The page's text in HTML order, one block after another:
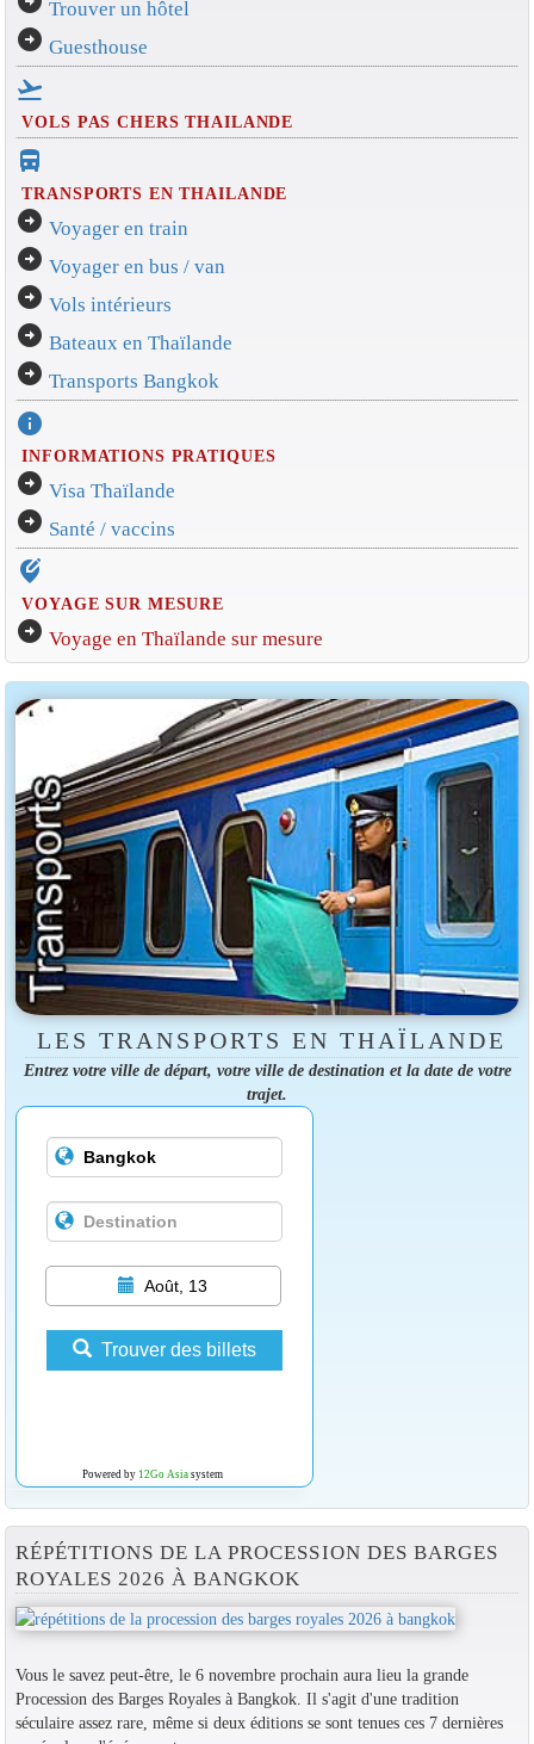
Trouver un hôtel
arrow_circle_right Guesthouse
flight_takeoff
VOLS PAS CHERS THAILANDE
directions_bus_filled
TRANSPORTS EN THAILANDE
arrow_circle_right Voyager en train
arrow_circle_right Voyager en bus / van
arrow_circle_right Vols intérieurs
arrow_circle_right Bateaux en Thaïlande
arrow_circle_right Transports Bangkok
info
INFORMATIONS PRATIQUES
arrow_circle_right Visa Thaïlande
arrow_circle_right Santé / vaccins
edit_location_alt
VOYAGE SUR MESURE
arrow_circle_right Voyage en Thaïlande sur mesure
LES TRANSPORTS EN THAÏLANDE
Entrez votre ville de départ, votre ville de destination et la date de votre
trajet.
Août, 13
Trouver des billets
Powered by 12Go Asiasystem
RÉPÉTITIONS DE LA PROCESSION DES BARGES
ROYALES 2026 À BANGKOK
Vous le savez peut-être, le 6 novembre prochain aura lieu la grande
Procession des Barges Royales à Bangkok. Il s'agit d'une tradition
séculaire assez rare, même si deux éditions se sont tenues ces 7 dernières